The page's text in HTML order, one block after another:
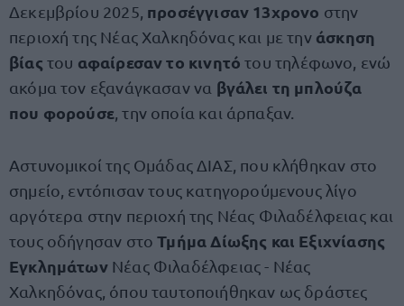
Δεκεμβρίου 2025, προσέγγισαν 13χρονο στην
περιοχή της Νέας Χαλκηδόνας και με την άσκηση
βίας του αφαίρεσαν το κινητό του τηλέφωνο, ενώ
ακόμα τον εξανάγκασαν να βγάλει τη μπλούζα
που φορούσε , την οποία και άρπαξαν.
Αστυνομικοί της Ομάδας ΔΙΑΣ, που κλήθηκαν στο
σημείο, εντόπισαν τους κατηγορούμενους λίγο
αργότερα στην περιοχή της Νέας Φιλαδέλφειας και
τους οδήγησαν στοΤμήμα Δίωξης και Εξιχνίασης
ΕγκλημάτωνΝέας Φιλαδέλφειας - Νέας
Χαλκηδόνας, όπου ταυτοποιήθηκαν ως δράστες